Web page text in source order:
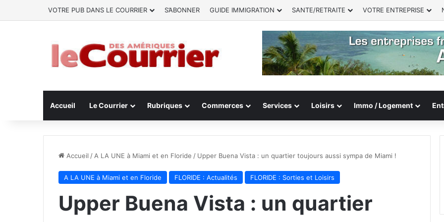
VOTRE PUB DANS LE COURRIER S’ABONNER GUIDE IMMIGRATION SANTE/RETRAITE VOTRE ENTREPRISE
Accueil Le Courrier Rubriques Commerces Services Loisirs Immo / Logement
Accueil / A LA UNE à Miami et en Floride / Upper Buena Vista : un quartier toujours aussi sympa de Miami !
A LA UNE à Miami et en Floride FLORIDE : Actualités FLORIDE : Sorties et Loisirs
Upper Buena Vista : un quartier